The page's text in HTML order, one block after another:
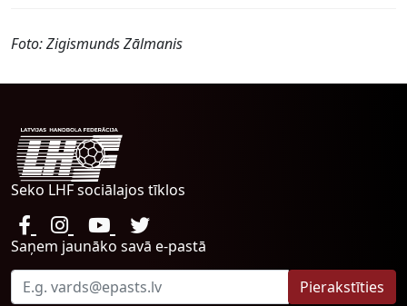
Foto: Zigismunds Zālmanis
Seko LHF sociālajos tīklos
Saņem jaunāko savā e-pastā